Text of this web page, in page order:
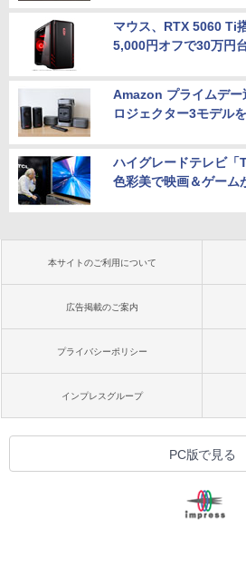
マウス、RTX 5060 Ti
5,000円オフで30万円
Amazon プライムデ
ロジェクター3モデル
ハイグレードテレビ
色彩美で映画＆ゲーム
本サイトのご利用について
広告掲載のご案内
プライバシーポリシー
インプレスグループ
PC版で見る